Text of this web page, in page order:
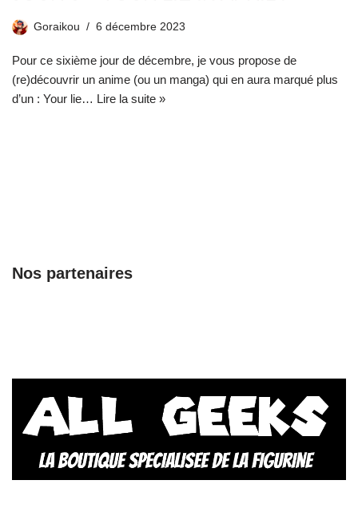
Goraikou 6 décembre 2023
Pour ce sixième jour de décembre, je vous propose de
(re)découvrir un anime (ou un manga) qui en aura marqué plus
d’un : Your lie… Lire la suite »
Nos partenaires